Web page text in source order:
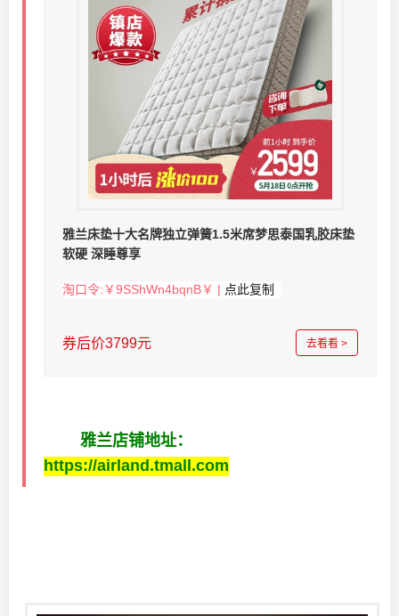
雅兰床垫十大名牌独立弹簧1.5米席梦思泰国乳胶床垫
软硬 深睡尊享
淘口令:￥9SShWn4bqnB￥ | 点此复制
券后价3799元 去看看 >
雅兰店铺地址：
https://airland.tmall.com